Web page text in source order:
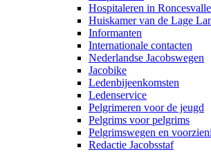
Hospitaleren in
Huiskamer van de Lage
Informanten
Internationale contacten
Nederlandse Jacobswegen
Jacobike
Ledenbijeenkomsten
Ledenservice
Pelgrimeren voor de jeugd
Pelgrims voor pelgrims
Pelgrimswegen en
Redactie Jacobsstaf